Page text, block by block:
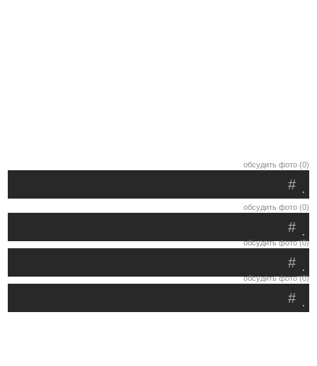
обсудить фото (0)
.
#
обсудить фото (0)
.
#
обсудить фото (0)
.
#
обсудить фото (0)
.
#